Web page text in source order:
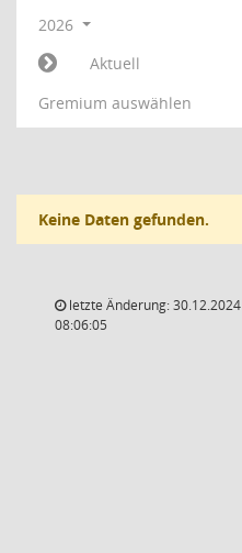
2026
Aktuell
Gremium auswählen
Keine Daten gefunden.
letzte Änderung: 30.12.2024
08:06:05